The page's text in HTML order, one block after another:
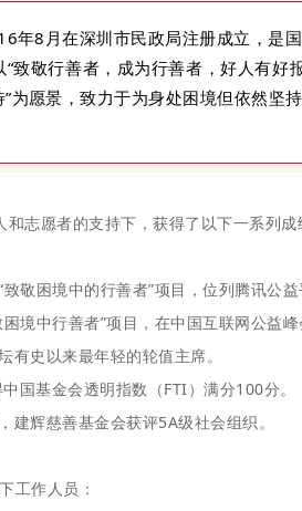
年8月在深圳市民政局注册成立，是
致敬行善者，成为行善者，好人有好
为愿景，致力于为身处困境但依然坚
志愿者的支持下，获得了以下一系列成
敬困境中的行善者”项目，位列腾讯公益
境中行善者”项目，在中国互联网公益峰
史以来最年轻的轮值主席。
国基金会透明指数（FTI）满分100分。
辉慈善基金会获评5A级社会组织。
工作人员：